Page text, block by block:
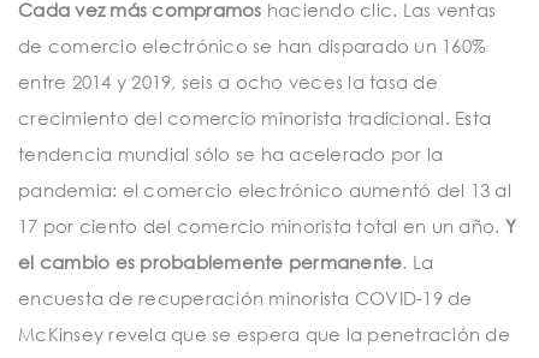
Cada vez más compramos haciendo clic. Las ventas
de comercio electrónico se han disparado un 160%
entre 2014 y 2019, seis a ocho veces la tasa de
crecimiento del comercio minorista tradicional. Esta
tendencia mundial sólo se ha acelerado por la
pandemia: el comercio electrónico aumentó del 13 al
17 por ciento del comercio minorista total en un año. Y
el cambio es probablemente permanente. La
encuesta de recuperación minorista COVID-19 de
McKinsey revela que se espera que la penetración de